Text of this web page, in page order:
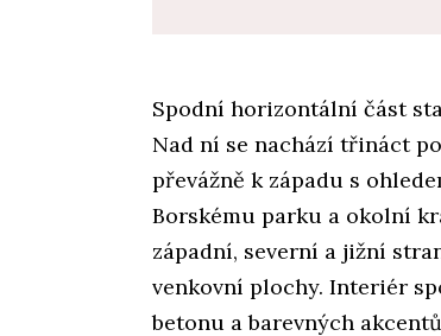
Spodní horizontální část
Nad ní se nachází třináct
převážně k západu s
Borskému parku a okolní
západní, severní a jižní
venkovní plochy. Interiér
betonu a barevných